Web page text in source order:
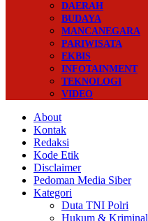
DAERAH
BUDAYA
MANCANEGARA
PARIWISATA
EKBIS
INFOTAINMENT
TEKNOLOGI
VIDEO
About
Kontak
Redaksi
Kode Etik
Disclaimer
Pedoman Media Siber
Kategori
Duta TNI Polri
Hukum & Kriminal